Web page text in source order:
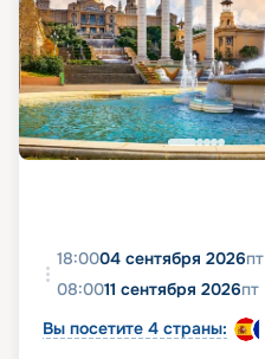
18:0004 сентября 2026пт
08:0011 сентября 2026пт
Вы посетите 4 страны: